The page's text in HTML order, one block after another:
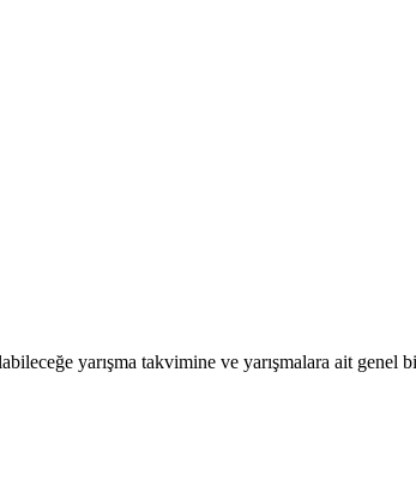
yarışma takvimine ve yarışmalara ait genel